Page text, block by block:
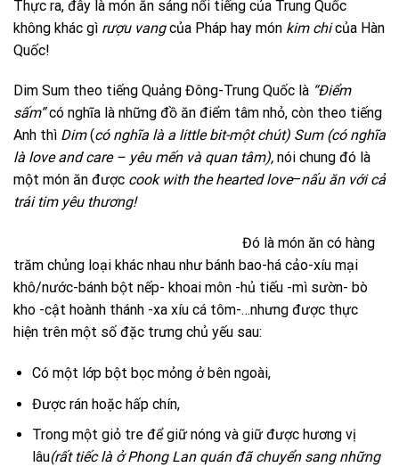
Thực ra, đây là món ăn sáng nổi tiếng của Trung Quốc
không khác gì rượu vangcủa Pháp hay món kim chicủa Hàn
Quốc!
Dim Sum theo tiếng Quảng Đông-Trung Quốc là “Điểm
sấm”có nghĩa là những đồ ăn điểm tâm nhỏ, còn theo tiếng
Anh thì Dim(có nghĩa là a little bit-một chút) Sum (có nghĩa
là love and care – yêu mến và quan tâm), nói chung đó là
một món ăn được cook with the hearted love–nấu ăn với cả
trái tim yêu thương!
Đó là món ăn có hàng
trăm chủng loại khác nhau như bánh bao-há cảo-xíu mại
khô/nước-bánh bột nếp- khoai môn -hủ tiếu -mì sườn- bò
kho -cật hoành thánh -xa xíu cá tôm-…nhưng được thực
hiện trên một số đặc trưng chủ yếu sau:
Có một lớp bột bọc mỏng ở bên ngoài,
Được rán hoặc hấp chín,
Trong một giỏ tre để giữ nóng và giữ được hương vị
lâu(rất tiếc là ở Phong Lan quán đã chuyển sang những